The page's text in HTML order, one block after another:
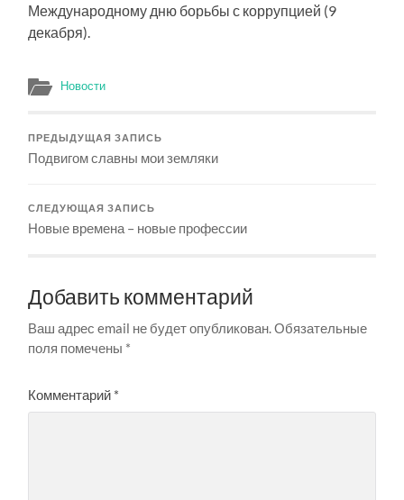
Международному дню борьбы с коррупцией (9
декабря).
Новости
ПРЕДЫДУЩАЯ ЗАПИСЬ
Подвигом славны мои земляки
СЛЕДУЮЩАЯ ЗАПИСЬ
Новые времена – новые профессии
Добавить комментарий
Ваш адрес email не будет опубликован. Обязательные
поля помечены *
Комментарий *